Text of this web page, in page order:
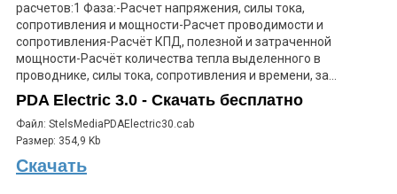
расчетов:1 Фаза:-Расчет напряжения, силы тока,
сопротивления и мощности-Расчет проводимости и
сопротивления-Расчёт КПД, полезной и затраченной
мощности-Расчёт количества тепла выделенного в
проводнике, силы тока, сопротивления и времени, за...
PDA Electric 3.0 - Скачать бесплатно
Файл: StelsMediaPDAElectric30.cab
Размер: 354,9 Kb
Скачать